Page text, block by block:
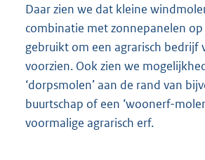
Daar zien we dat kleine
combinatie met zonnepanelen
gebruikt om een agrarisch bedrijf
voorzien. Ook zien we
‘dorpsmolen’ aan de rand van
buurtschap of een ‘woonerf-
voormalige agrarisch erf.